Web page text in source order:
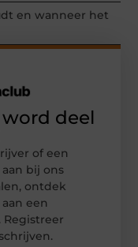
en wanneer het
deel
of een
bij ons
ontdek
een